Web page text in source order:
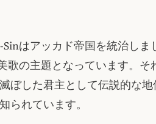
はアッカド帝国を統治しま
歌の主題となっています。そ
ぼした君主として伝説的な地
られています。